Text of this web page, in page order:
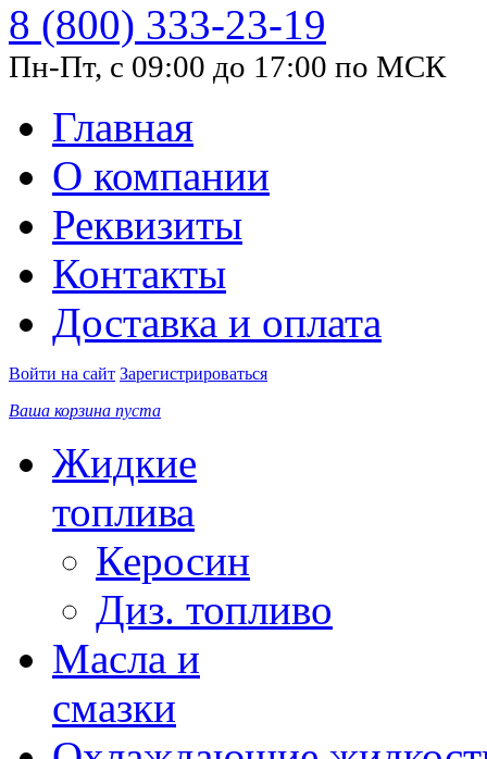
8 (800) 333-23-19
Пн-Пт, с 09:00 до 17:00 по МСК
Главная
О компании
Реквизиты
Контакты
Доставка и оплата
Войти на сайт Зарегистрироваться
Ваша корзина пуста
Жидкие
топлива
Керосин
Диз. топливо
Масла и
смазки